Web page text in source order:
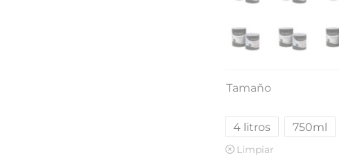
Tamaño
4 litros 750ml
Limpiar